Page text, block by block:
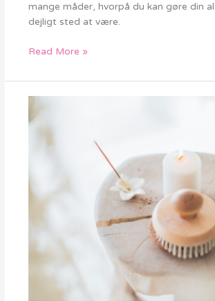
mange måder, hvorpå du kan gøre din
dejligt sted at være.
altan
en
Read More »